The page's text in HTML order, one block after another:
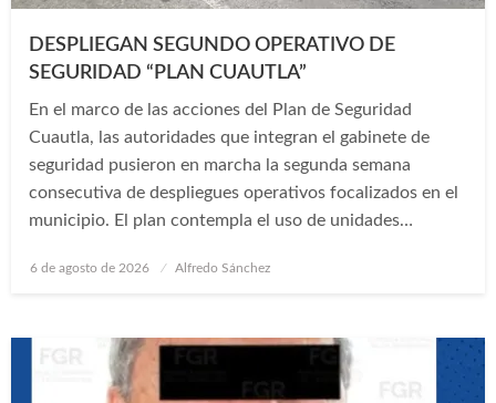
DESPLIEGAN SEGUNDO OPERATIVO DE
SEGURIDAD “PLAN CUAUTLA”
En el marco de las acciones del Plan de Seguridad
Cuautla, las autoridades que integran el gabinete de
seguridad pusieron en marcha la segunda semana
consecutiva de despliegues operativos focalizados en el
municipio. El plan contempla el uso de unidades…
Publicado
6 de agosto de 2026 Alfredo Sánchez